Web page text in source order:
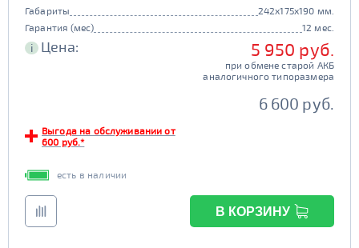
Габариты
242x175x190 мм.
Гарантия (мес)
12 мес.
i Цена: 5 950 руб.
при обмене старой АКБ
аналогичного типоразмера
6 600 руб.
Выгода на обслуживании от
600 руб.*
есть в наличии
В КОРЗИНУ